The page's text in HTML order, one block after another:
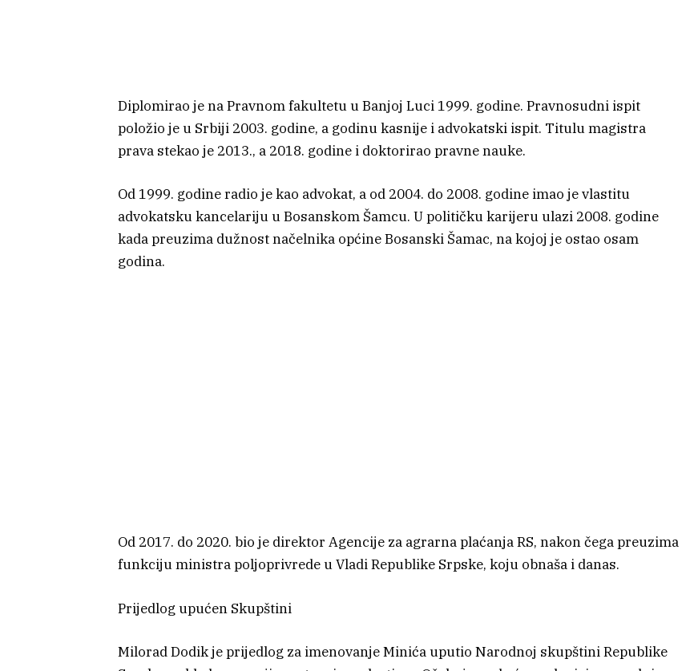
Diplomirao je na Pravnom fakultetu u Banjoj Luci 1999. godine. Pravnosudni ispit
položio je u Srbiji 2003. godine, a godinu kasnije i advokatski ispit. Titulu magistra
prava stekao je 2013., a 2018. godine i doktorirao pravne nauke.
Od 1999. godine radio je kao advokat, a od 2004. do 2008. godine imao je vlastitu
advokatsku kancelariju u Bosanskom Šamcu. U političku karijeru ulazi 2008. godine
kada preuzima dužnost načelnika općine Bosanski Šamac, na kojoj je ostao osam
godina.
Od 2017. do 2020. bio je direktor Agencije za agrarna plaćanja RS, nakon čega preuzima
funkciju ministra poljoprivrede u Vladi Republike Srpske, koju obnaša i danas.
Prijedlog upućen Skupštini
Milorad Dodik je prijedlog za imenovanje Minića uputio Narodnoj skupštini Republike